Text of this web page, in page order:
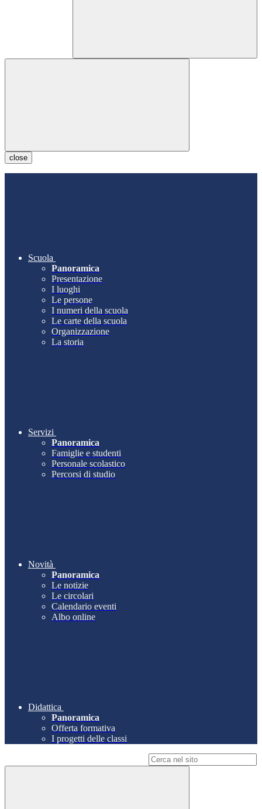
close
Scuola
Panoramica
Presentazione
I luoghi
Le persone
I numeri della scuola
Le carte della scuola
Organizzazione
La storia
Servizi
Panoramica
Famiglie e studenti
Personale scolastico
Percorsi di studio
Novità
Panoramica
Le notizie
Le circolari
Calendario eventi
Albo online
Didattica
Panoramica
Offerta formativa
I progetti delle classi